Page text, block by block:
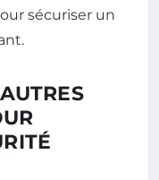
sécuriser un